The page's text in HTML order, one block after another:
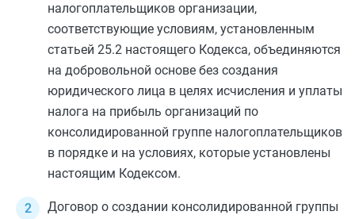
налогоплательщиков организации,
соответствующие условиям, установленным
статьей 25.2 настоящего Кодекса, объединяются
на добровольной основе без создания
юридического лица в целях исчисления и уплаты
налога на прибыль организаций по
консолидированной группе налогоплательщиков
в порядке и на условиях, которые установлены
настоящим Кодексом.
Договор о создании консолидированной группы